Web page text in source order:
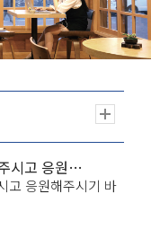
전북대학교의 새로운 변화를 지켜봐주시고 응원해주시기 바랍니다.
고 응원해주시기 바